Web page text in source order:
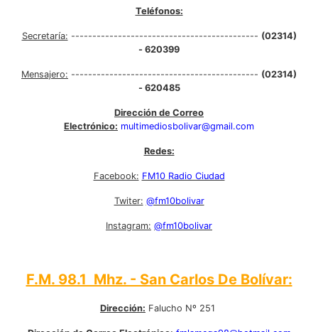
Teléfonos:
Secretaría: -------------------------------------------- (02314)
- 620399
Mensajero: -------------------------------------------- (02314)
- 620485
Dirección de Correo
Electrónico: multimediosbolivar@gmail.com
Redes:
Facebook: FM10 Radio Ciudad
Twiter: @fm10bolivar
Instagram: @fm10bolivar
F.M. 98.1 Mhz. - San Carlos De Bolívar:
Dirección: Falucho Nº 251